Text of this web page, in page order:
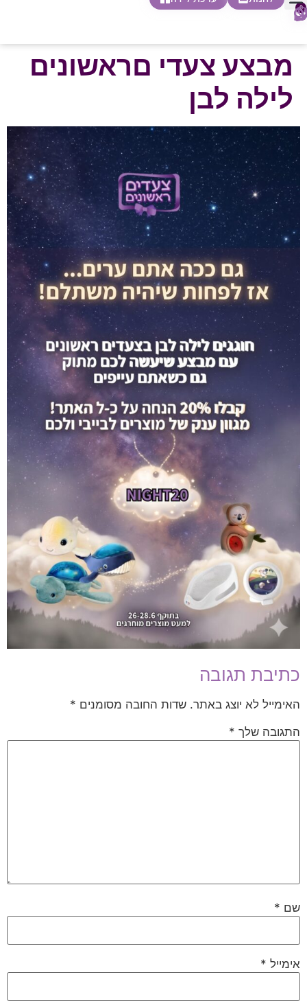
0
מבצע צעדי םראשונים
לילה לבן
כתיבת תגובה
האימייל לא יוצג באתר. שדות החובה מסומנים *
התגובה שלך *
שם *
אימייל *